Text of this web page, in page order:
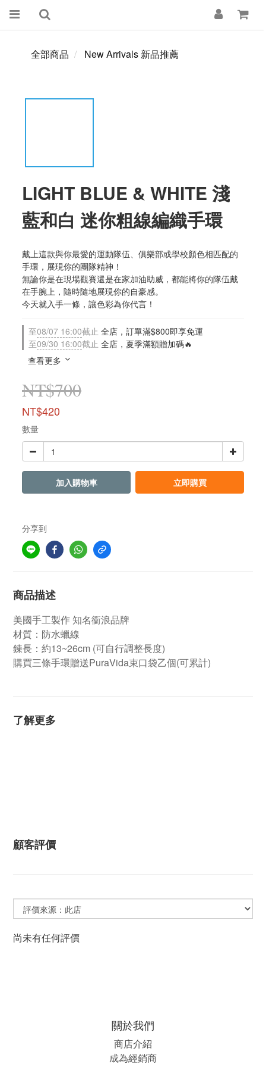
全部商品 New Arrivals 新品推薦
LIGHT BLUE & WHITE 淺
藍和白 迷你粗線編織手環
戴上這款與你最愛的運動隊伍、俱樂部或學校顏色相匹配的
手環，展現你的團隊精神！
無論你是在現場觀賽還是在家加油助威，都能將你的隊伍戴
在手腕上，隨時隨地展現你的自豪感。
今天就入手一條，讓色彩為你代言！
至08/07 16:00截止 全店，訂單滿$800即享免運
至09/30 16:00截止 全店，夏季滿額贈加碼🔥
查看更多
NT$700
NT$420
數量
加入購物車 立即購買
分享到
商品描述
美國手工製作 知名衝浪品牌
材質：防水蠟線
鍊長：約13~26cm (可自行調整長度)
購買三條手環贈送PuraVida束口袋乙個(可累計)
了解更多
顧客評價
尚未有任何評價
關於我們
商店介紹
成為經銷商